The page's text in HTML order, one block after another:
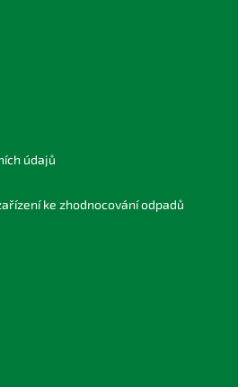
údajů
ke zhodnocování odpadů